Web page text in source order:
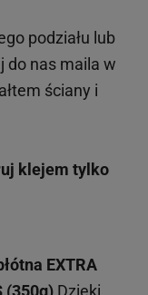
podziału lub
do nas maila w
ściany i
klejem tylko
EXTRA
(350g) Dzięki